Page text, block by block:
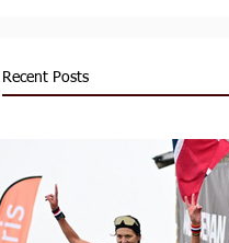
Recent Posts